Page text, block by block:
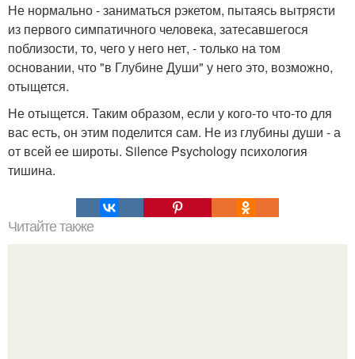
Не нормально - заниматься рэкетом, пытаясь вытрясти
из первого симпатичного человека, затесавшегося
поблизости, то, чего у него нет, - только на том
основании, что "в Глубине Души" у него это, возможно,
отыщется.
Не отыщется. Таким образом, если у кого-то что-то для
вас есть, он этим поделится сам. Не из глубины души - а
от всей ее широты. Silence Psychology психология
тишина.
Читайте также